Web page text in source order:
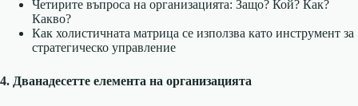
Четирите въпроса на организацията: Защо? Кой? Как?
Какво?
Как холистичната матрица се използва като инструмент за
стратегическо управление
4. Дванадесетте елемента на организацията